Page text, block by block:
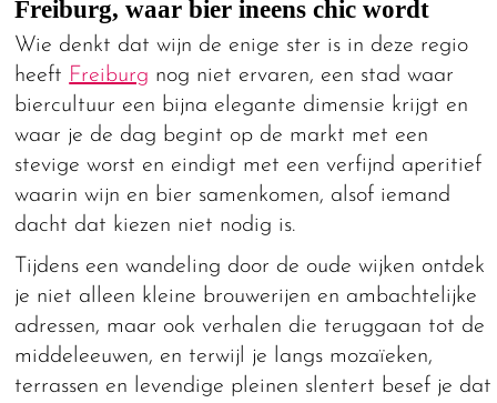
Freiburg, waar bier ineens chic wordt
Wie denkt dat wijn de enige ster is in deze regio
heeft Freiburg nog niet ervaren, een stad waar
biercultuur een bijna elegante dimensie krijgt en
waar je de dag begint op de markt met een
stevige worst en eindigt met een verfijnd aperitief
waarin wijn en bier samenkomen, alsof iemand
dacht dat kiezen niet nodig is.
Tijdens een wandeling door de oude wijken ontdek
je niet alleen kleine brouwerijen en ambachtelijke
adressen, maar ook verhalen die teruggaan tot de
middeleeuwen, en terwijl je langs mozaïeken,
terrassen en levendige pleinen slentert besef je dat